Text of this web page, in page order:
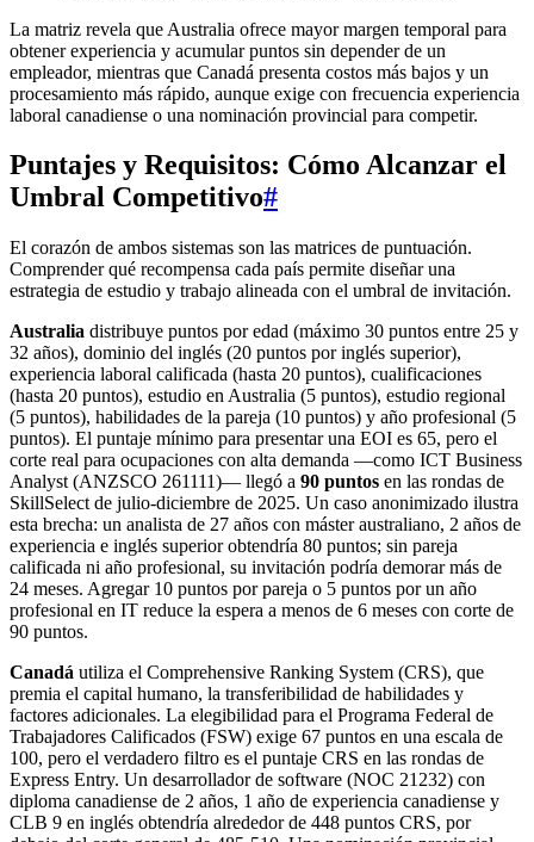
La matriz revela que Australia ofrece mayor margen temporal para
obtener experiencia y acumular puntos sin depender de un
empleador, mientras que Canadá presenta costos más bajos y un
procesamiento más rápido, aunque exige con frecuencia experiencia
laboral canadiense o una nominación provincial para competir.
Puntajes y Requisitos: Cómo Alcanzar el
Umbral Competitivo#
El corazón de ambos sistemas son las matrices de puntuación.
Comprender qué recompensa cada país permite diseñar una
estrategia de estudio y trabajo alineada con el umbral de invitación.
Australia distribuye puntos por edad (máximo 30 puntos entre 25 y
32 años), dominio del inglés (20 puntos por inglés superior),
experiencia laboral calificada (hasta 20 puntos), cualificaciones
(hasta 20 puntos), estudio en Australia (5 puntos), estudio regional
(5 puntos), habilidades de la pareja (10 puntos) y año profesional (5
puntos). El puntaje mínimo para presentar una EOI es 65, pero el
corte real para ocupaciones con alta demanda —como ICT Business
Analyst (ANZSCO 261111)— llegó a 90 puntos en las rondas de
SkillSelect de julio‑diciembre de 2025. Un caso anonimizado ilustra
esta brecha: un analista de 27 años con máster australiano, 2 años de
experiencia e inglés superior obtendría 80 puntos; sin pareja
calificada ni año profesional, su invitación podría demorar más de
24 meses. Agregar 10 puntos por pareja o 5 puntos por un año
profesional en IT reduce la espera a menos de 6 meses con corte de
90 puntos.
Canadá utiliza el Comprehensive Ranking System (CRS), que
premia el capital humano, la transferibilidad de habilidades y
factores adicionales. La elegibilidad para el Programa Federal de
Trabajadores Calificados (FSW) exige 67 puntos en una escala de
100, pero el verdadero filtro es el puntaje CRS en las rondas de
Express Entry. Un desarrollador de software (NOC 21232) con
diploma canadiense de 2 años, 1 año de experiencia canadiense y
CLB 9 en inglés obtendría alrededor de 448 puntos CRS, por